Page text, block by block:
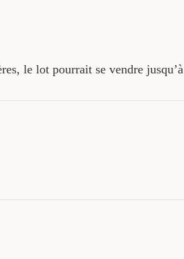
le lot pourrait se vendre jusqu’à